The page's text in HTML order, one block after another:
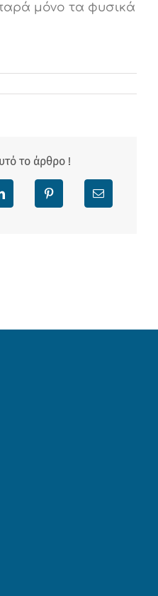
μόνο τα φυσικά
το άρθρο !
Pinterest Email